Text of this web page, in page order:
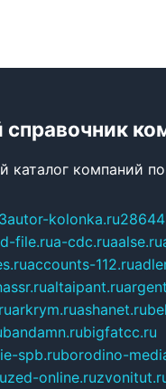
каталог компаний
kolonka.ru
file.rua-cdc.ruaalse.ru
accounts-112.ru
altaipant.ru
arkrym.ruashanet.ru
bandamn.rubigfatcc.ru
spb.ruborodino-
zed-online.ru